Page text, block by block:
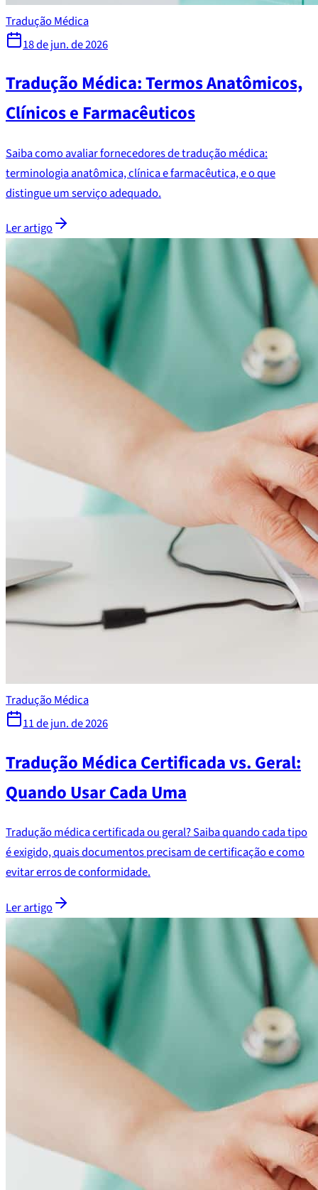
Tradução Médica
18 de jun. de 2026
Tradução Médica: Termos Anatômicos,
Clínicos e Farmacêuticos
Saiba como avaliar fornecedores de tradução médica:
terminologia anatômica, clínica e farmacêutica, e o que
distingue um serviço adequado.
Ler artigo
Tradução Médica
11 de jun. de 2026
Tradução Médica Certificada vs. Geral:
Quando Usar Cada Uma
Tradução médica certificada ou geral? Saiba quando cada tipo
é exigido, quais documentos precisam de certificação e como
evitar erros de conformidade.
Ler artigo